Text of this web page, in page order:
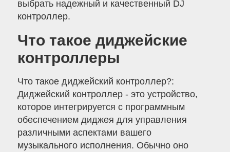
выбрать надежный и качественный DJ
контроллер.
Что такое диджейские
контроллеры
Что такое диджейский контроллер?:
Диджейский контроллер - это устройство,
которое интегрируется с программным
обеспечением диджея для управления
различными аспектами вашего
музыкального исполнения. Обычно оно